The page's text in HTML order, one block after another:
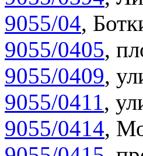
9055/04,
9055/0405,
9055/0409,
9055/0411,
9055/0414,